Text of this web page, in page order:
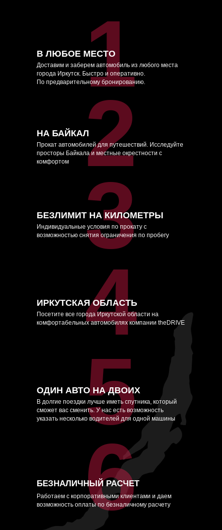
6
5
4
3
2
1
Доставим и заберем автомобиль из любого места
города Иркутск. Быстро и оперативно.
По предварительному бронированию.
Прокат автомобилей для путешествий. Исследуйте
просторы Байкала и местные окрестности с
комфортом
Индивидуальные условия по прокату с
возможностью снятия ограничения по пробегу
В ЛЮБОЕ МЕСТО
НА БАЙКАЛ
БЕЗЛИМИТ НА КИЛОМЕТРЫ
Посетите все города Иркутской области на
комфортабельных автомобилях компании theDRIVE
В долгие поездки лучше иметь спутника, который
сможет вас сменить. У нас есть возможность
указать несколько водителей для одной машины
Работаем с корпоративными клиентами и даем
возможность оплаты по безналичному расчету
ИРКУТСКАЯ ОБЛАСТЬ
ОДИН АВТО НА ДВОИХ
БЕЗНАЛИЧНЫЙ РАСЧЕТ